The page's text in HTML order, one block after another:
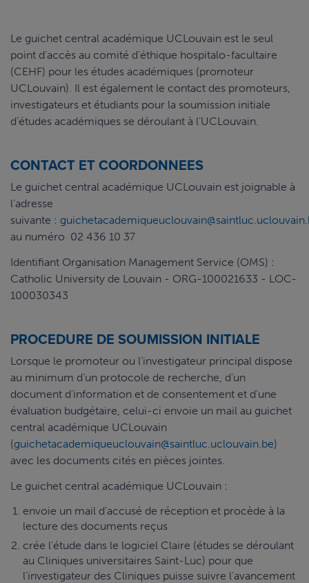
Le guichet central académique UCLouvain est le seul
point d’accès au comité d’éthique hospitalo-facultaire
(CEHF) pour les études académiques (promoteur
UCLouvain). Il est également le contact des promoteurs,
investigateurs et étudiants pour la soumission initiale
d’études académiques se déroulant à l’UCLouvain.
CONTACT ET COORDONNEES
Le guichet central académique UCLouvain est joignable à
l’adresse
suivante :
au numéro 02 436 10 37
Identifiant Organisation Management Service (OMS) :
Catholic University de Louvain - ORG-100021633 - LOC-
100030343
PROCEDURE DE SOUMISSION INITIALE
Lorsque le promoteur ou l’investigateur principal dispose
au minimum d’un protocole de recherche, d’un
document d’information et de consentement et d’une
évaluation budgétaire, celui-ci envoie un mail au guichet
central académique UCLouvain
(guichetacademiqueuclouvain@saintluc.uclouvain.be)
avec les documents cités en pièces jointes.
Le guichet central académique UCLouvain :
envoie un mail d’accusé de réception et procède à la
lecture des documents reçus
crée l’étude dans le logiciel Claire (études se déroulant
au Cliniques universitaires Saint-Luc) pour que
l’investigateur des Cliniques puisse suivre l’avancement